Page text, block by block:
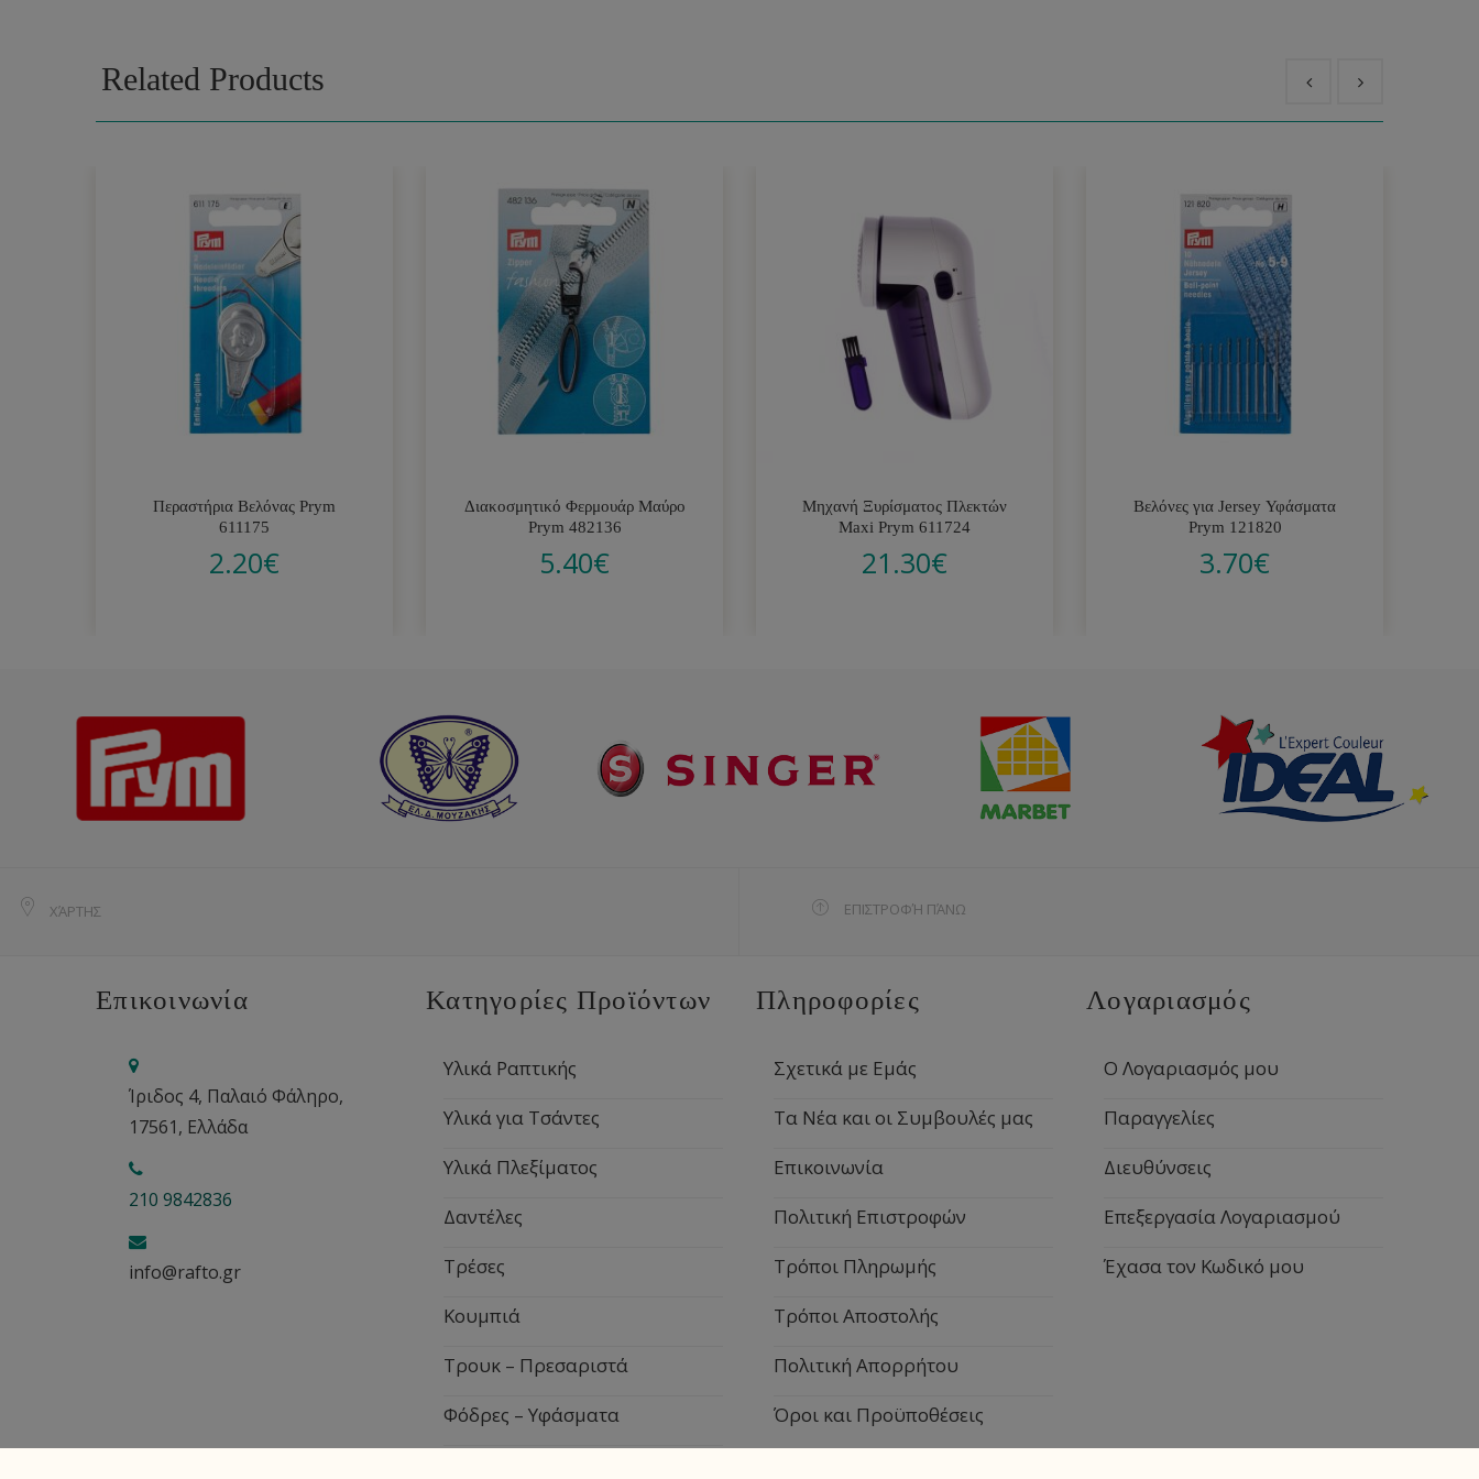
Related Products
Περαστήρια Βελόνας Prym
611175
2.20€
Διακοσμητικό Φερμουάρ Μαύρο
Prym 482136
5.40€
Μηχανή Ξυρίσματος Πλεκτών
Maxi Prym 611724
21.30€
Βελόνες για Jersey Υφάσματα
Prym 121820
3.70€
ΧΆΡΤΗΣ ΕΠΙΣΤΡΟΦΉ ΠΆΝΩ
Επικοινωνία
Ίριδος 4, Παλαιό Φάληρο,
17561, Ελλάδα
210 9842836
info@rafto.gr
Κατηγορίες Προϊόντων
Υλικά Ραπτικής
Υλικά για Τσάντες
Υλικά Πλεξίματος
Δαντέλες
Τρέσες
Κουμπιά
Τρουκ – Πρεσαριστά
Φόδρες – Υφάσματα
Πληροφορίες
Σχετικά με Εμάς
Τα Νέα και οι Συμβουλές μας
Επικοινωνία
Πολιτική Επιστροφών
Τρόποι Πληρωμής
Τρόποι Αποστολής
Πολιτική Απορρήτου
Όροι και Προϋποθέσεις
Λογαριασμός
Ο Λογαριασμός μου
Παραγγελίες
Διευθύνσεις
Επεξεργασία Λογαριασμού
Έχασα τον Κωδικό μου